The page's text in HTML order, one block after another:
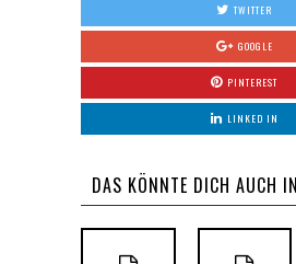
TWITTER
GOOGLE
PINTEREST
LINKED IN
DAS KÖNNTE DICH AUCH